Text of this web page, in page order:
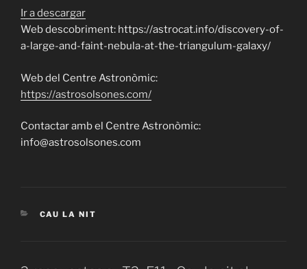
Ir a descargar
Web descobriment: https://astrocat.info/discovery-of-
a-large-and-faint-nebula-at-the-triangulum-galaxy/
Web del Centre Astronòmic:
https://astrosolsones.com/
Contactar amb el Centre Astronòmic:
info@astrosolsones.com
CATEGORÍAS
CAU LA NIT